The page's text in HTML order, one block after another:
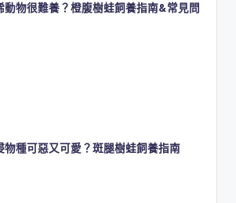
動物很難養？橙腹樹蛙飼養指南&常見問
物種可惡又可愛？斑腿樹蛙飼養指南